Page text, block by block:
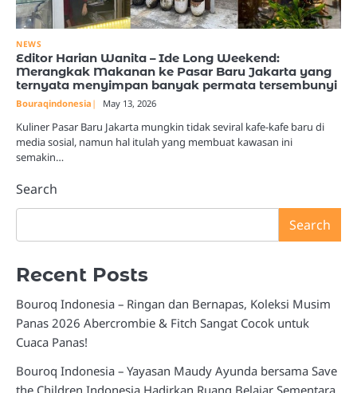
NEWS
Editor Harian Wanita – Ide Long Weekend:
Merangkak Makanan ke Pasar Baru Jakarta yang
ternyata menyimpan banyak permata tersembunyi
Bouraqindonesia May 13, 2026
Kuliner Pasar Baru Jakarta mungkin tidak seviral kafe-kafe baru di
media sosial, namun hal itulah yang membuat kawasan ini
semakin…
Search
Search
Recent Posts
Bouroq Indonesia – Ringan dan Bernapas, Koleksi Musim
Panas 2026 Abercrombie & Fitch Sangat Cocok untuk
Cuaca Panas!
Bouroq Indonesia – Yayasan Maudy Ayunda bersama Save